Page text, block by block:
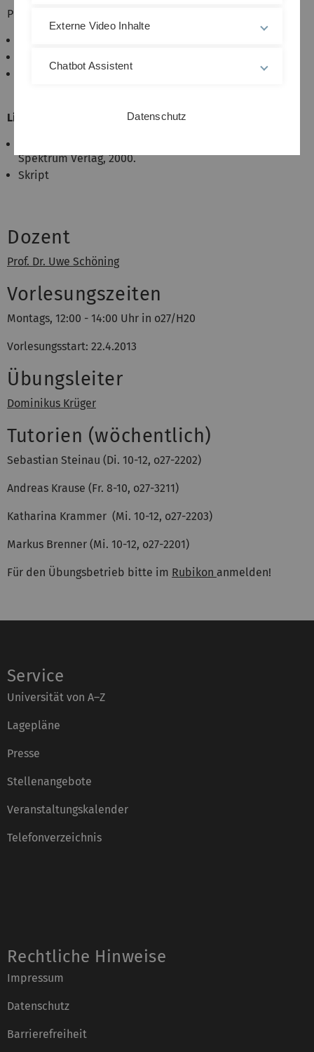
Prädikatenlogik
Resolution, Vollständigkeits- und
Literatur:
Spektrum Verlag, 2000.
Skript
Dozent
Prof. Dr. Uwe Schöning
Vorlesungszeiten
Montags, 12:00 - 14:00 Uhr in o27/H20
Vorlesungsstart: 22.4.2013
Übungsleiter
Dominikus Krüger
Tutorien (wöchentlich)
Sebastian Steinau (Di. 10-12, o27-2202)
Andreas Krause (Fr. 8-10, o27-3211)
Katharina Krammer (Mi. 10-12, o27-2203)
Markus Brenner (Mi. 10-12, o27-2201)
Für den Übungsbetrieb bitte im Rubikon anmelden!
Service
Universität von A–Z
Lagepläne
Presse
Stellenangebote
Veranstaltungskalender
Telefonverzeichnis
Rechtliche Hinweise
Impressum
Datenschutz
Barrierefreiheit
Externe Video Inhalte
Chatbot Assistent
Datenschutz